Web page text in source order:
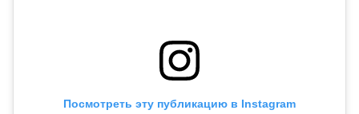
Посмотреть эту публикацию в Instagram